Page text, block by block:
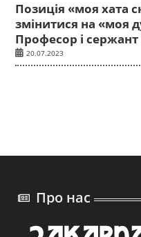
Позиція «моя хата
змінитися на «моя
Професор і
20.07.2023
Про нас